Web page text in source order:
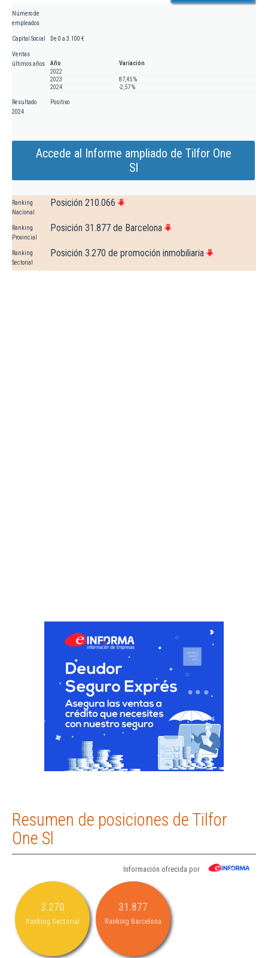
Número de
empleados
Capital Social De 0 a 3.100 €
Ventas
últimos años
Año
Variación
2022
2023
87,45 %
2024
-2,57 %
Resultado
2024
Positivo
Accede al Informe ampliado de Tilfor One
Sl
Ranking
Nacional
Posición 210.066
Ranking
Provincial
Posición 31.877 de Barcelona
Ranking
Sectorial
Posición 3.270 de promoción inmobiliaria
Resumen de posiciones de Tilfor
One Sl
Información ofrecida por
3.270
Ranking Sectorial
31.877
Ranking Barcelona